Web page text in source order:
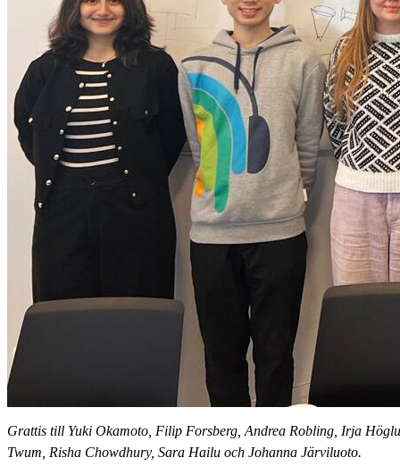
Grattis till Yuki Okamoto, Filip Forsberg, Andrea Robling, Irja
Twum, Risha Chowdhury, Sara Hailu och Johanna Järviluoto.